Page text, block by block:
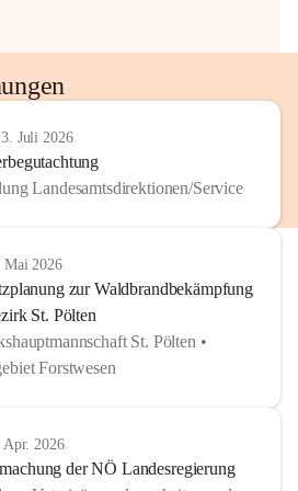
Juli 2026
Landesamtsdirektionen/Service
2026
zur Waldbrandbekämpfung
St. Pölten
St. Pölten •
Forstwesen
2026
der NÖ Landesregierung